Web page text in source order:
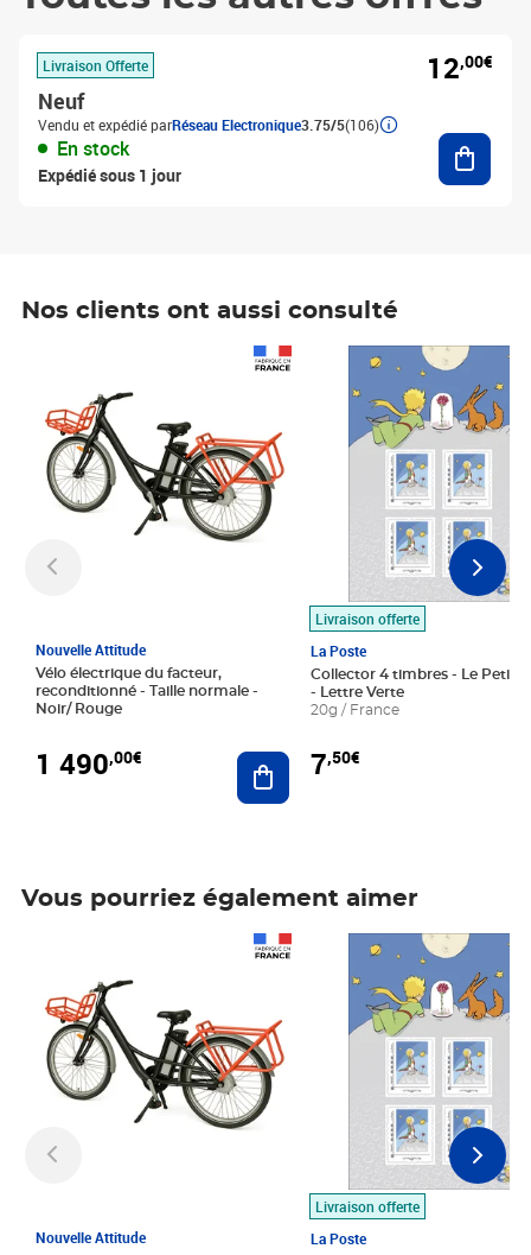
Livraison Offerte
Neuf
Vendu et expédié parRéseau Electronique3.75/5(106)
En stock
Expédié sous 1 jour
12,00€
Nos clients ont aussi consulté
Nouvelle Attitude
Vélo électrique du facteur,
reconditionné - Taille normale -
Noir/ Rouge
1 490,00€ Ajouter au panier
Livraison offerte
La Poste
Collector 4 timbres - Le Petit
- Lettre Verte
20g / France
7,50€
Prix 7,50€
Vous pourriez également aimer
Nouvelle Attitude
Livraison offerte
La Poste
Prix 7,50€